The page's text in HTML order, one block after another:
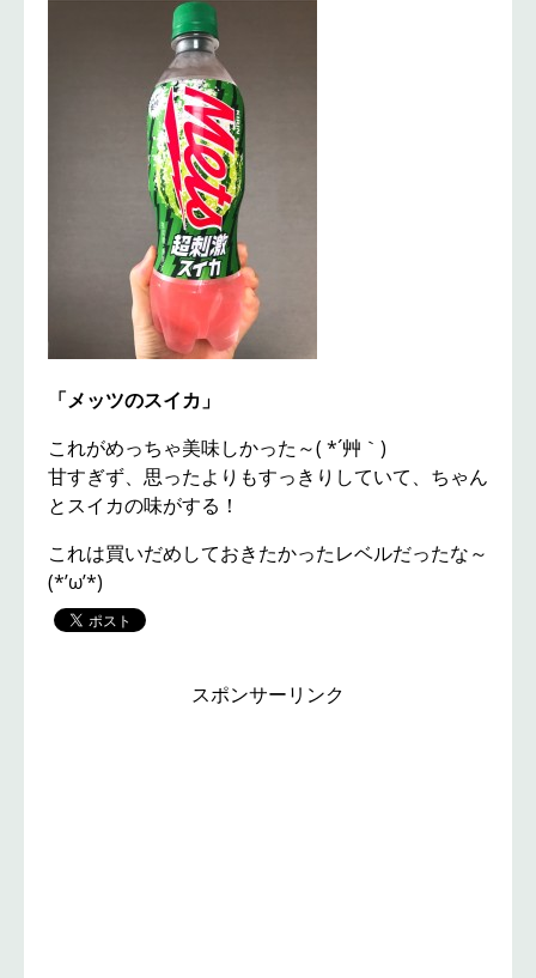
「メッツのスイカ」
これがめっちゃ美味しかった～( *´艸｀)
甘すぎず、思ったよりもすっきりしていて、ちゃん
とスイカの味がする！
これは買いだめしておきたかったレベルだったな～
(*’ω’*)
スポンサーリンク